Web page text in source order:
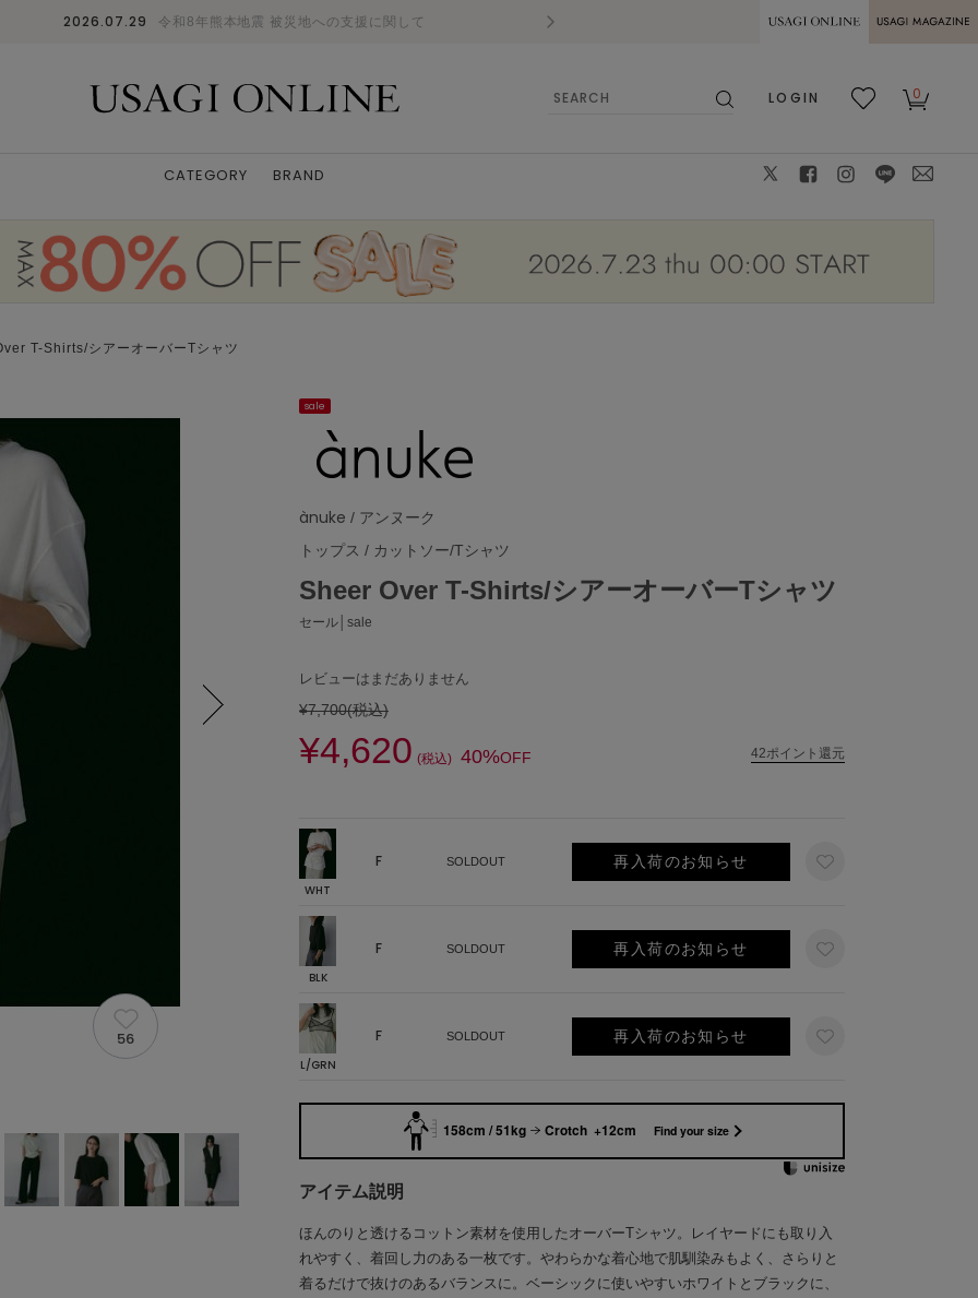
2026.07.29 令和8年熊本地震 被災地への支援に関して 熊本県熊本地方を震源とする地震の影響に
MAGAZINE
LOGIN
0
CATEGORY BRAND
T-Shirts/シアーオーバーTシャツ
sale
ànuke / アンヌーク
トップス / カットソー/Tシャツ
Sheer Over T-Shirts/シアーオーバーTシャツ
セール│sale
レビューはまだありません
¥7,700(税込)
¥4,620 (税込) 40%OFF 42ポイント還元
WHT
F SOLDOUT 再入荷のお知らせ
BLK
F SOLDOUT 再入荷のお知らせ
L/GRN
F SOLDOUT 再入荷のお知らせ
158cm / 51kg Crotch +12cm Find your size
アイテム説明
ほんのりと透けるコットン素材を使用したオーバーTシャツ。レイヤードにも取り入
れやすく、着回し力のある一枚です。やわらかな着心地で肌馴染みもよく、さらりと
着るだけで抜けのあるバランスに。ベーシックに使いやすいホワイトとブラックに、
model.169cm / size.F
56